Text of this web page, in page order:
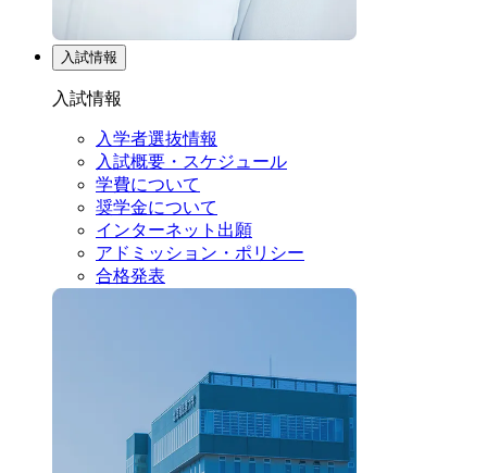
入試情報
入試情報
入学者選抜情報
入試概要・スケジュール
学費について
奨学金について
インターネット出願
アドミッション・ポリシー
合格発表